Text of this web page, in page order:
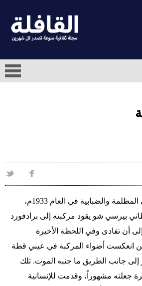
كانت واحدة من الليالي المظلمة والضبابية في العام 1933م،
بيرسي شو يقود مركبته إلى برادفورد
أن تفادى وفي اللحظة الأخيرة
انعكست أضواء المركبة في عيني قطة
جانب الطريق ما جنبه الموت. تلك
جعلته مشهوراً، وقدمت للإنسانية